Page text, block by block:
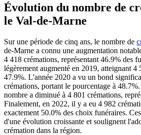
Évolution du nombre de
le Val-de-Marne
Sur une période de cinq ans, le nombre de
de-Marne a connu une augmentation
4 418 crémations, représentant 46.9% des
légèrement augmenté en 2019, atteignant 4
47.9%. L'année 2020 a vu un bond
crémations, portant le pourcentage à
nombre a diminué à 4 801 crémations,
Finalement, en 2022, il y a eu 4 982
exactement 50.0% des choix funéraires.
d'une évolution croissante et soulignent
crémation dans la région.